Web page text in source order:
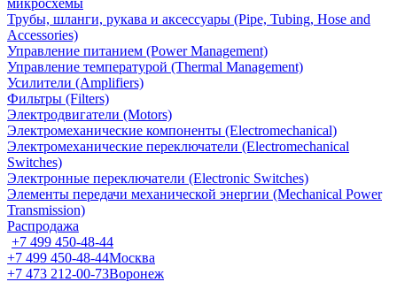
микросхемы
Трубы, шланги, рукава и аксессуары (Pipe, Tubing, Hose and
Accessories)
Управление питанием (Power Management)
Управление температурой (Thermal Management)
Усилители (Amplifiers)
Фильтры (Filters)
Электродвигатели (Motors)
Электромеханические компоненты (Electromechanical)
Электромеханические переключатели (Electromechanical
Switches)
Электронные переключатели (Electronic Switches)
Элементы передачи механической энергии (Mechanical Power
Transmission)
Распродажа
+7 499 450-48-44
+7 499 450-48-44Москва
+7 473 212-00-73Воронеж